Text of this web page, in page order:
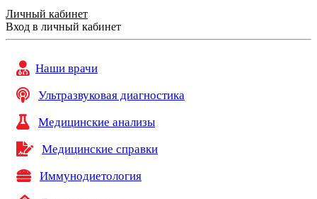
Личный кабинет
Вход в личный кабинет
Наши врачи
Ультразвуковая диагностика
Медицинские анализы
Медицинские справки
Иммунодиетология